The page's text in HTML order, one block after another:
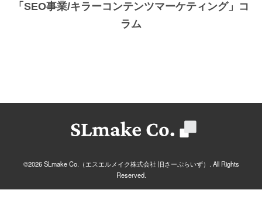
「SEO事業/キラーコンテンツマーケティング」コ
ラム
©2026 SLmake Co.（エスエルメイク株式会社 旧さーぷらいず）. All Rights
Reserved.